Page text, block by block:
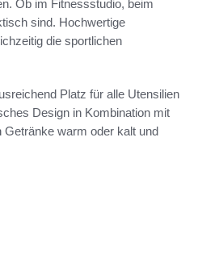
Ob im Fitnessstudio, beim
sind. Hochwertige
die sportlichen
Platz für alle Utensilien
Design in Kombination mit
Getränke warm oder kalt und